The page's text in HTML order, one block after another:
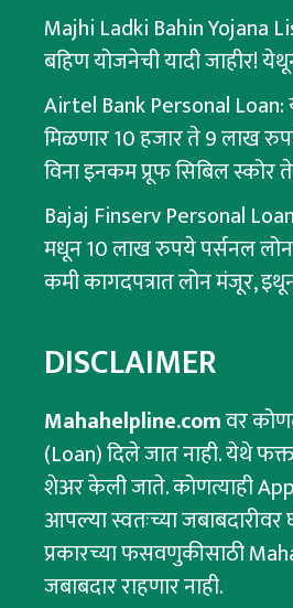
Majhi Ladki Bahin Yojana
बहिण योजनेची यादी जाहीर!
Airtel Bank Personal
मिळणार 10 हजार ते 9 लाख
विना इनकम प्रूफ सिबिल स्कोर
Bajaj Finserv Personal
मधून 10 लाख रुपये पर्सनल लोन
कमी कागदपत्रात लोन मंजूर,
DISCLAIMER
Mahahelpline.comवर
(Loan) दिले जात नाही. येथे
शेअर केली जाते. कोणत्याही
आपल्या स्वतःच्या जबाबदारीवर
प्रकारच्या फसवणुकीसाठी
जबाबदार राहणार नाही.